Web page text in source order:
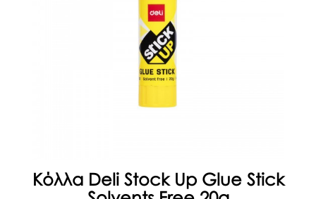
Κόλλα Deli Stock Up Glue Stick